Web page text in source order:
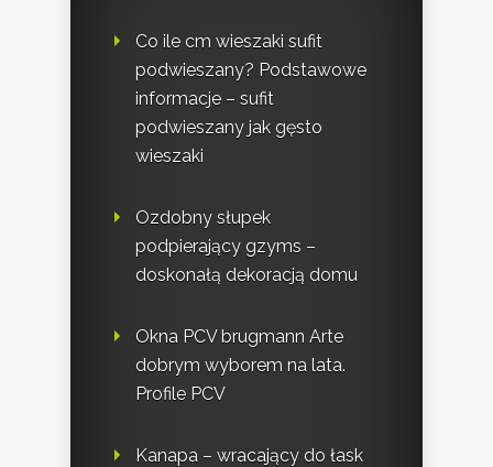
Co ile cm wieszaki sufit
podwieszany? Podstawowe
informacje – sufit
podwieszany jak gęsto
wieszaki
Ozdobny słupek
podpierający gzyms –
doskonałą dekoracją domu
Okna PCV brugmann Arte
dobrym wyborem na lata.
Profile PCV
Kanapa – wracający do łask